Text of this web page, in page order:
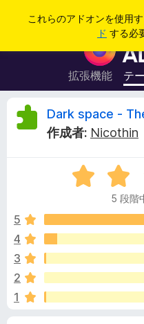
これらのアドオンを使用す
ド する必
拡張機能 テ
D
k
s
p
Dark space -
作成者: Nicothin
5
段
中
.
の
価
5 段階
5
4
3
2
1